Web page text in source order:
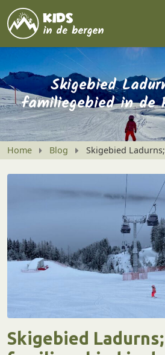
Skigebied
familiegebied in de
Home Blog Skigebied
Skigebied